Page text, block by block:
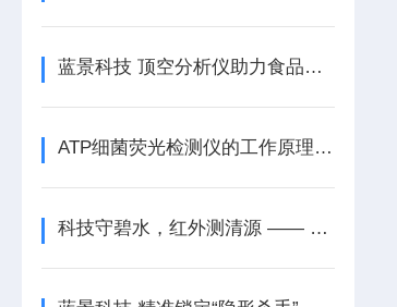
蓝景科技 顶空分析仪助力食品包装现场快速检测
ATP细菌荧光检测仪的工作原理 蓝景
科技守碧水，红外测清源 —— 蓝景科技红外测油仪